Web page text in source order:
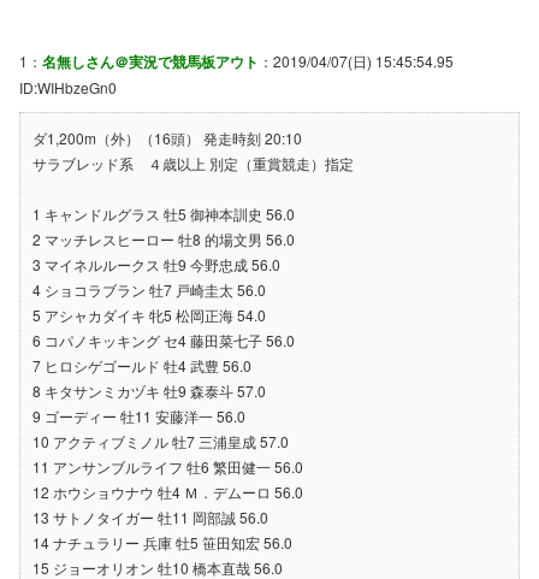
1： 名無しさん＠実況で競馬板アウト ：2019/04/07(日) 15:45:54.95
ID:WIHbzeGn0
ダ1,200m（外）（16頭） 発走時刻 20:10
サラブレッド系 ４歳以上 別定（重賞競走）指定
1 キャンドルグラス 牡5 御神本訓史 56.0
2 マッチレスヒーロー 牡8 的場文男 56.0
3 マイネルルークス 牡9 今野忠成 56.0
4 ショコラブラン 牡7 戸崎圭太 56.0
5 アシャカダイキ 牝5 松岡正海 54.0
6 コパノキッキング セ4 藤田菜七子 56.0
7 ヒロシゲゴールド 牡4 武豊 56.0
8 キタサンミカヅキ 牡9 森泰斗 57.0
9 ゴーディー 牡11 安藤洋一 56.0
10 アクティブミノル 牡7 三浦皇成 57.0
11 アンサンブルライフ 牡6 繁田健一 56.0
12 ホウショウナウ 牡4 Ｍ．デムーロ 56.0
13 サトノタイガー 牡11 岡部誠 56.0
14 ナチュラリー 兵庫 牡5 笹田知宏 56.0
15 ジョーオリオン 牡10 橋本直哉 56.0